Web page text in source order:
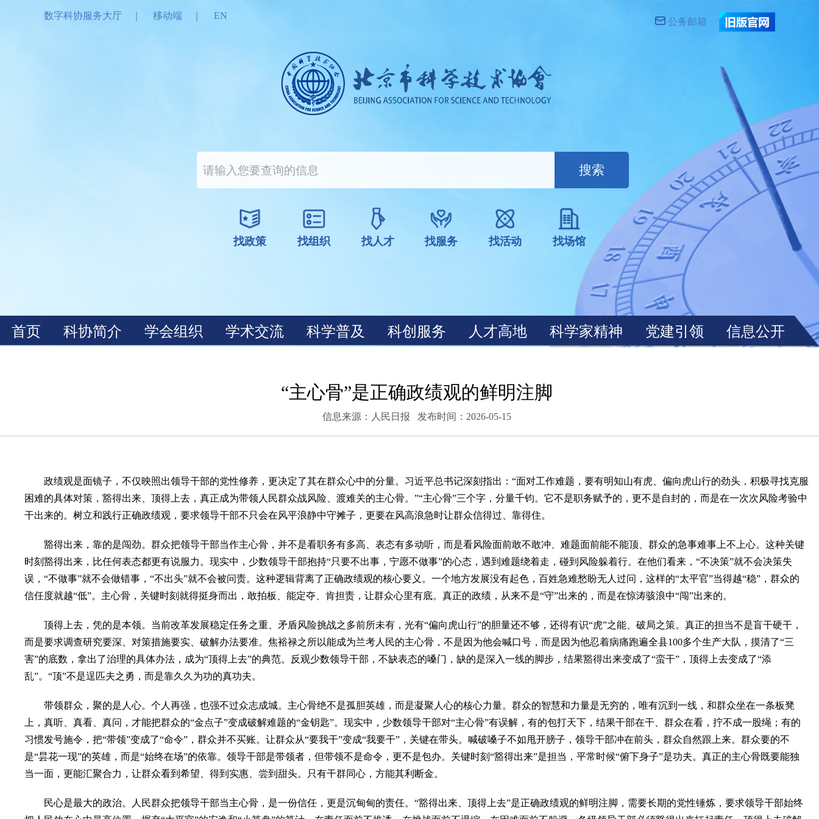
“主心骨”是正确政绩观的鲜明注脚
信息来源： 人民日报 发布时间：2026-05-15
政绩观是面镜子，不仅映照出领导干部的党性修养，更决定了其在群众心中的分量。习近平总书记深刻指出：“面对工作难题，要有明知山有虎、偏向虎山行的劲头，积极寻找克服
困难的具体对策，豁得出来、顶得上去，真正成为带领人民群众战风险、渡难关的主心骨。”“主心骨”三个字，分量千钧。它不是职务赋予的，更不是自封的，而是在一次次风险考验中
干出来的。树立和践行正确政绩观，要求领导干部不只会在风平浪静中守摊子，更要在风高浪急时让群众信得过、靠得住。
豁得出来，靠的是闯劲。群众把领导干部当作主心骨，并不是看职务有多高、表态有多动听，而是看风险面前敢不敢冲、难题面前能不能顶、群众的急事难事上不上心。这种关键
时刻豁得出来，比任何表态都更有说服力。现实中，少数领导干部抱持“只要不出事，宁愿不做事”的心态，遇到难题绕着走，碰到风险躲着行。在他们看来，“不决策”就不会决策失
误，“不做事”就不会做错事，“不出头”就不会被问责。这种逻辑背离了正确政绩观的核心要义。一个地方发展没有起色，百姓急难愁盼无人过问，这样的“太平官”当得越“稳”，群众的
信任度就越“低”。主心骨，关键时刻就得挺身而出，敢拍板、能定夺、肯担责，让群众心里有底。真正的政绩，从来不是“守”出来的，而是在惊涛骇浪中“闯”出来的。
顶得上去，凭的是本领。当前改革发展稳定任务之重、矛盾风险挑战之多前所未有，光有“偏向虎山行”的胆量还不够，还得有识“虎”之能、破局之策。真正的担当不是盲干硬干，
而是要求调查研究要深、对策措施要实、破解办法要准。焦裕禄之所以能成为兰考人民的主心骨，不是因为他会喊口号，而是因为他忍着病痛跑遍全县100多个生产大队，摸清了“三
害”的底数，拿出了治理的具体办法，成为“顶得上去”的典范。反观少数领导干部，不缺表态的嗓门，缺的是深入一线的脚步，结果豁得出来变成了“蛮干”，顶得上去变成了“添
乱”。“顶”不是逞匹夫之勇，而是靠久久为功的真功夫。
带领群众，聚的是人心。个人再强，也强不过众志成城。主心骨绝不是孤胆英雄，而是凝聚人心的核心力量。群众的智慧和力量是无穷的，唯有沉到一线，和群众坐在一条板凳
上，真听、真看、真问，才能把群众的“金点子”变成破解难题的“金钥匙”。现实中，少数领导干部对“主心骨”有误解，有的包打天下，结果干部在干、群众在看，拧不成一股绳；有的
习惯发号施令，把“带领”变成了“命令”，群众并不买账。让群众从“要我干”变成“我要干”，关键在带头。喊破嗓子不如甩开膀子，领导干部冲在前头，群众自然跟上来。群众要的不
是“昙花一现”的英雄，而是“始终在场”的依靠。领导干部是带领者，但带领不是命令，更不是包办。关键时刻“豁得出来”是担当，平常时候“俯下身子”是功夫。真正的主心骨既要能独
当一面，更能汇聚合力，让群众看到希望、得到实惠、尝到甜头。只有干群同心，方能其利断金。
民心是最大的政治。人民群众把领导干部当主心骨，是一份信任，更是沉甸甸的责任。 “豁得出来、顶得上去”是正确政绩观的鲜明注脚，需要长期的党性锤炼，要求领导干部始终